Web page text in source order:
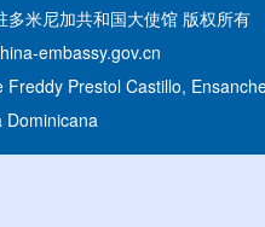
多米尼加共和国大使馆 版权所有
embassy.gov.cn
Freddy Prestol Castillo,
Dominicana